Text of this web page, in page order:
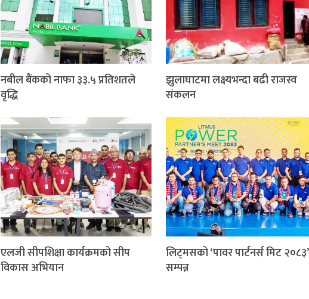
नबील बैंकको नाफा ३३.५ प्रतिशतले
वृद्धि
झुलाघाटमा लक्ष्यभन्दा बढी राजस्व
संकलन
एलजी सीपशिक्षा कार्यक्रमको सीप
विकास अभियान
लिट्मसको ‘पावर पार्टनर्स मिट २०८३’
सम्पन्न